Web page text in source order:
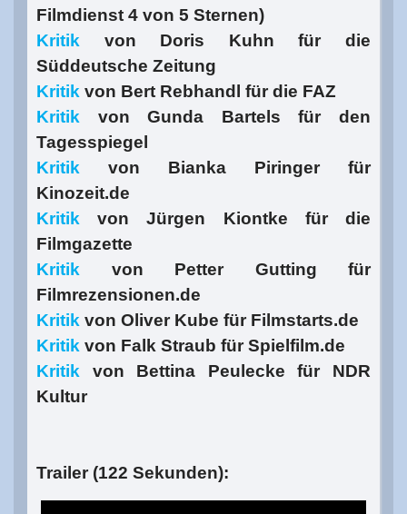
Filmdienst 4 von 5 Sternen)
Kritik von Doris Kuhn für die
Süddeutsche Zeitung
Kritik von Bert Rebhandl für die FAZ
Kritik von Gunda Bartels für den
Tagesspiegel
Kritik von Bianka Piringer für
Kinozeit.de
Kritik von Jürgen Kiontke für die
Filmgazette
Kritik von Petter Gutting für
Filmrezensionen.de
Kritik von Oliver Kube für Filmstarts.de
Kritik von Falk Straub für Spielfilm.de
Kritik von Bettina Peulecke für NDR
Kultur
Trailer (122 Sekunden):